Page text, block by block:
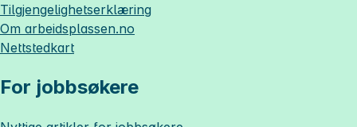
Tilgjengelighetserklæring
Om arbeidsplassen.no
Nettstedkart
For jobbsøkere